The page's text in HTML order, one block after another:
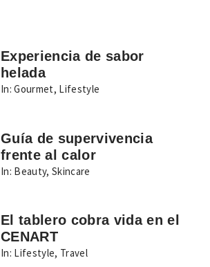
Experiencia de sabor
helada
In: Gourmet, Lifestyle
Guía de supervivencia
frente al calor
In: Beauty,Skincare
El tablero cobra vida en el
CENART
In: Lifestyle, Travel